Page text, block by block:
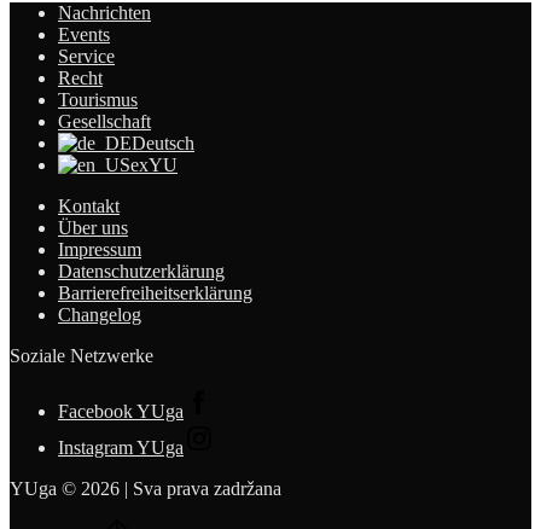
Nachrichten
Events
Service
Recht
Tourismus
Gesellschaft
Deutsch
exYU
Kontakt
Über uns
Impressum
Datenschutzerklärung
Barrierefreiheitserklärung
Changelog
Soziale Netzwerke
Facebook YUga
Instagram YUga
YUga © 2026 | Sva prava zadržana